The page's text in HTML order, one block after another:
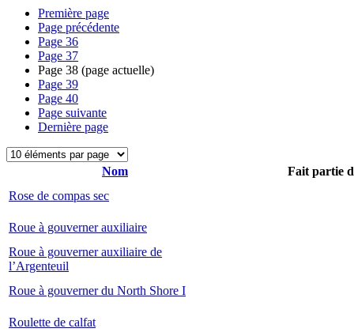
Première page
Page précédente
Page 36
Page 37
Page 38 (page actuelle)
Page 39
Page 40
Page suivante
Dernière page
Nom
Fait partie
Rose de compas sec
Roue à gouverner auxiliaire
Roue à gouverner auxiliaire de
l’Argenteuil
Roue à gouverner du North Shore I
Roulette de calfat